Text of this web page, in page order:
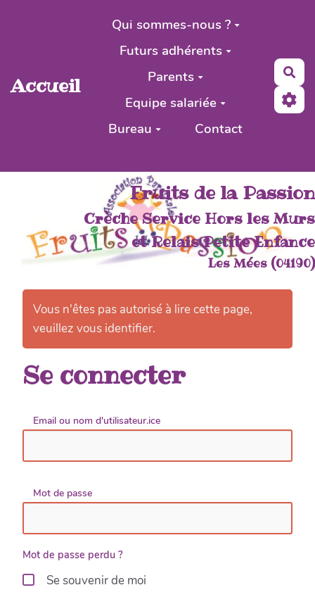
Aller au contenu principal
Accueil
Qui sommes-nous ?
Futurs adhérents
Parents
Equipe salariée
Bureau
Contact
Fruits de la Passion
Crèche Service Hors les Murs
et Relais Petite Enfance
Les Mées (04190)
Vous n'êtes pas autorisé à lire cette page,
veuillez vous identifier.
Se connecter
Email ou nom d'utilisateur.ice
Mot de passe
Mot de passe perdu ?
Se souvenir de moi